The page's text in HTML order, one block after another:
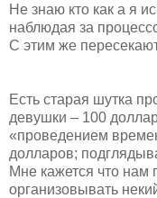
Не знаю кто как а я
наблюдая за
С этим же
Есть старая шутка
девушки – 100
«проведением
долларов;
Мне кажется что нам
организовывать